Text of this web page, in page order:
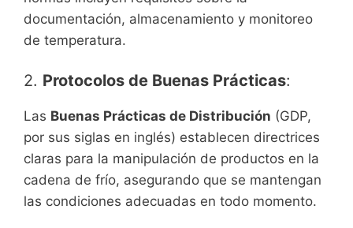
documentación, almacenamiento y monitoreo
de temperatura.
2. Protocolos de Buenas Prácticas:
Las Buenas Prácticas de Distribución (GDP,
por sus siglas en inglés) establecen directrices
claras para la manipulación de productos en la
cadena de frío, asegurando que se mantengan
las condiciones adecuadas en todo momento.